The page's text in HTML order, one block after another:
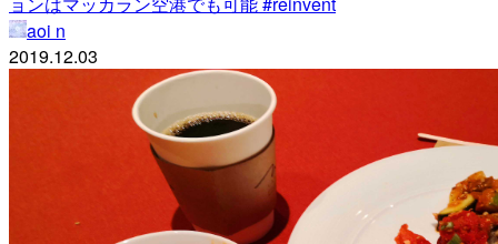
aoi n
2019.12.03